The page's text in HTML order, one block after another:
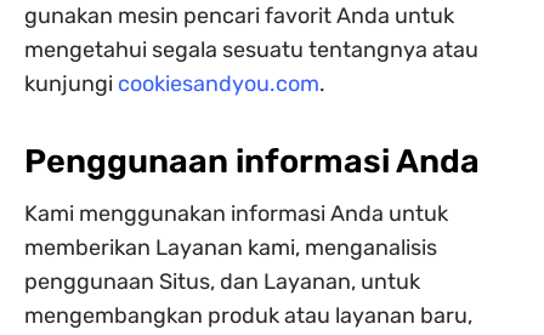
gunakan mesin pencari favorit Anda untuk
mengetahui segala sesuatu tentangnya atau
kunjungi cookiesandyou.com.
Penggunaan informasi Anda
Kami menggunakan informasi Anda untuk
memberikan Layanan kami, menganalisis
penggunaan Situs, dan Layanan, untuk
mengembangkan produk atau layanan baru,